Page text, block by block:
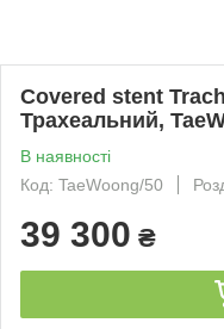
Covered stent
Трахеальний,
В наявності
Код: TaeWoong/50
39 300 ₴